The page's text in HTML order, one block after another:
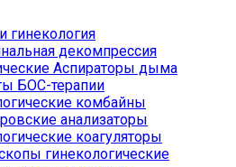
гинекология
декомпрессия
Аспираторы дыма
БОС-терапии
комбайны
анализаторы
коагуляторы
гинекологические